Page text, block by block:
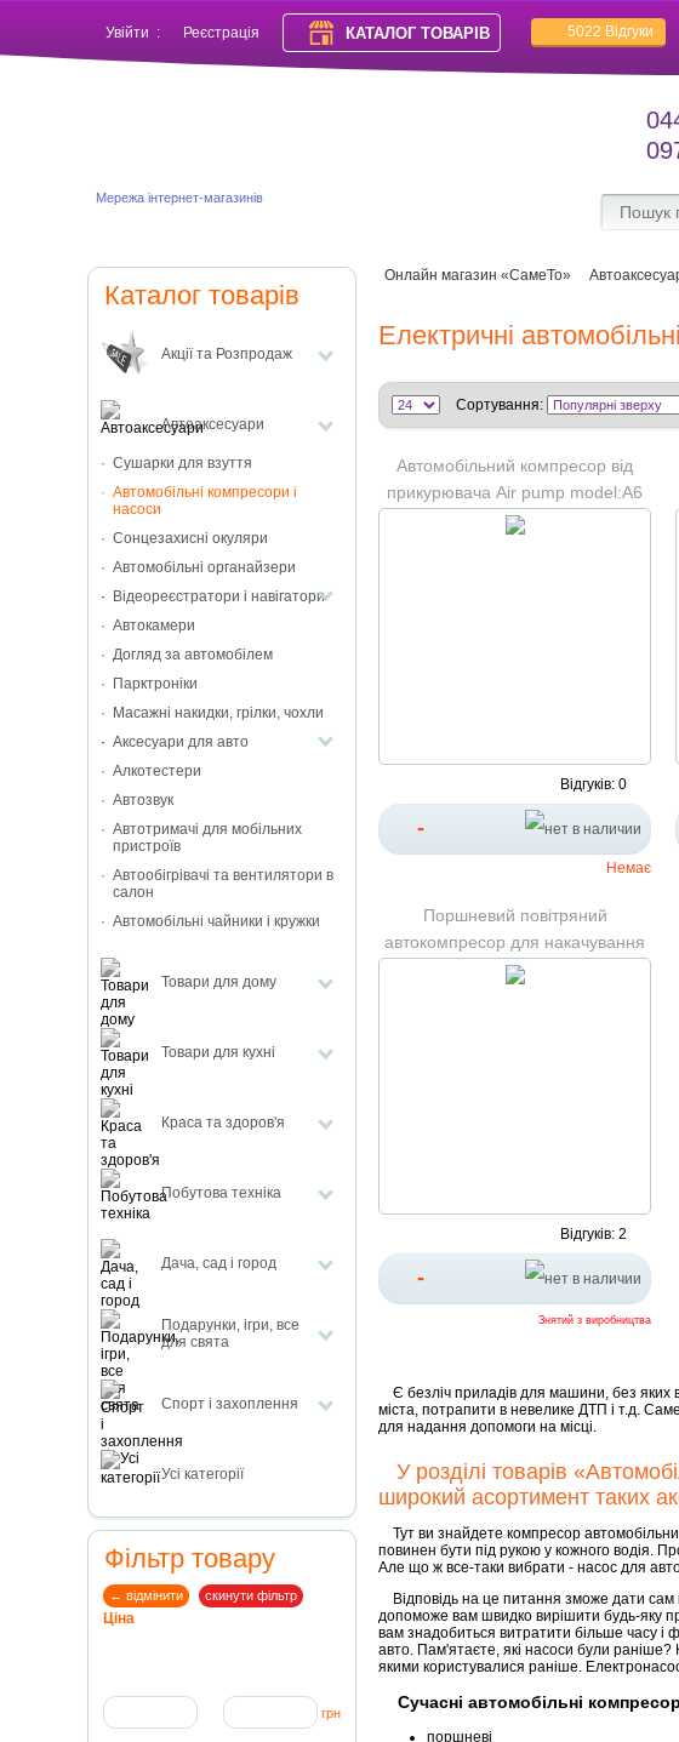
Увійти : Реєстрація КАТАЛОГ ТОВАРІВ 5022 Відгуки
Мережа інтернет-магазинів
Каталог товарів
Акції та Розпродаж
Автоаксесуари
Сушарки для взуття
Автомобільні компресори і
насоси
Сонцезахисні окуляри
Автомобільні органайзери
Відеореєстратори і навігатори
Автокамери
Догляд за автомобілем
Парктроніки
Масажні накидки, грілки, чохли
Аксесуари для авто
Алкотестери
Автозвук
Автотримачі для мобільних
пристроїв
Автообігрівачі та вентилятори в
салон
Автомобільні чайники і кружки
Товари для дому
Товари для кухні
Краса та здоров'я
Побутова техніка
Дача, сад і город
Подарунки, ігри, все
для свята
Спорт і захоплення
Усі категорії
Фільтр товару
← відмінити скинути фільтр
Ціна
грн
Онлайн магазин «СамеТо»
Електричні
Сортування:
Автомобільний компресор від
прикурювача Air pump model:A6
Відгуків: 0
-
Немає
Поршневий повітряний
автокомпресор для накачування
шин Air Dragon
Відгуків: 2
-
Знятий з виробництва
Є безліч приладів для машини, без яких
міста, потрапити в невелике ДТП і т.д.
для надання допомоги на місці.
У розділі товарів
широкий асортимент таких
Тут ви знайдете компресор
повинен бути під рукою у кожного водія.
Але що ж все-таки вибрати - насос для
Відповідь на це питання зможе дати сам
допоможе вам швидко вирішити будь-яку
вам знадобиться витратити більше часу і
авто. Пам'ятаєте, які насоси були
якими користувалися раніше.
Сучасні автомобільні
поршневі